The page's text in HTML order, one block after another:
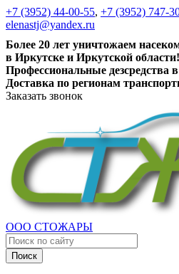
+7 (3952) 44-00-55, +7 (3952) 747-
elenastj@yandex.ru
Более 20 лет уничтожаем
в Иркутске и Иркутской области!
Профессиональные дезсредства
Доставка по регионам
Заказать звонок
ООО СТОЖАРЫ
Поиск